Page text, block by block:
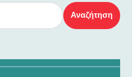
Αναζήτηση